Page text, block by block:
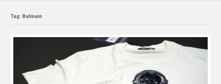
Tag: Balmain